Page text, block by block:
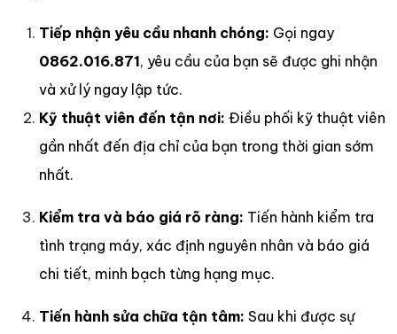
Tiếp nhận yêu cầu nhanh chóng: Gọi ngay
0862.016.871, yêu cầu của bạn sẽ được ghi nhận
và xử lý ngay lập tức.
Kỹ thuật viên đến tận nơi: Điều phối kỹ thuật viên
gần nhất đến địa chỉ của bạn trong thời gian sớm
nhất.
Kiểm tra và báo giá rõ ràng: Tiến hành kiểm tra
tình trạng máy, xác định nguyên nhân và báo giá
chi tiết, minh bạch từng hạng mục.
Tiến hành sửa chữa tận tâm: Sau khi được sự